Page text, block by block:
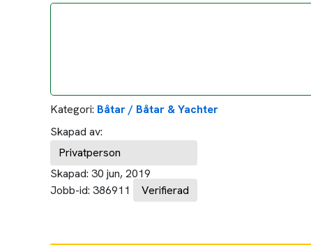
Kategori: Båtar / Båtar & Yachter
Skapad av:
Privatperson
Skapad: 30 jun, 2019
Jobb-id: 386911 Verifierad